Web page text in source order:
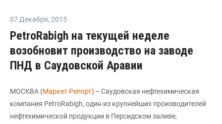
07 Декабря, 2015
PetroRabigh на текущей неделе
возобновит производство на заводе
ПНД в Саудовской Аравии
МОСКВА (Маркет Репорт) -- Саудовская нефтехимическая
компания PetroRabigh, один из крупнейших производителей
нефтехимической продукции в Персидском заливе,